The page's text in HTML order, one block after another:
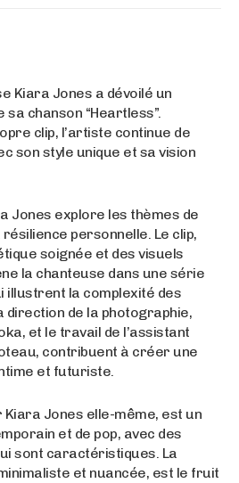
Kiara Jones a dévoilé un
chanson “Heartless”.
clip, l’artiste continue de
son style unique et sa vision
Jones explore les thèmes de
personnelle. Le clip,
soignée et des visuels
la chanteuse dans une série
illustrent la complexité des
direction de la photographie,
et le travail de l’assistant
contribuent à créer une
et futuriste.
Jones elle-même, est un
et de pop, avec des
sont caractéristiques. La
et nuancée, est le fruit